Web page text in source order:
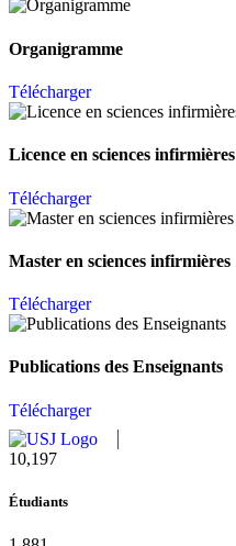
Organigramme
Télécharger
Licence en sciences infirmières
Télécharger
Master en sciences infirmières
Télécharger
Publications des Enseignants
Télécharger
11,124
Étudiants